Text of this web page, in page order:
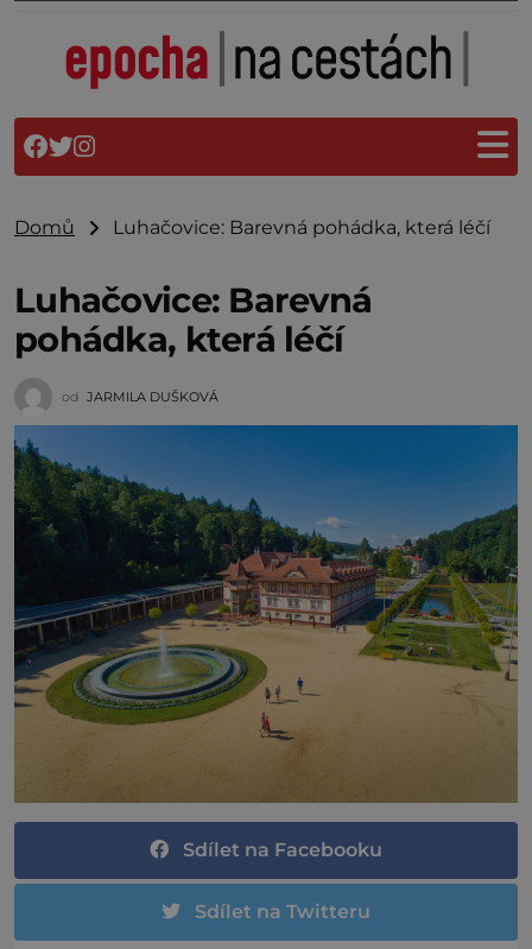
Domů Luhačovice: Barevná pohádka, která léčí
Luhačovice: Barevná
pohádka, která léčí
od JARMILA DUŠKOVÁ
Sdílet na Facebooku
Sdílet na Twitteru